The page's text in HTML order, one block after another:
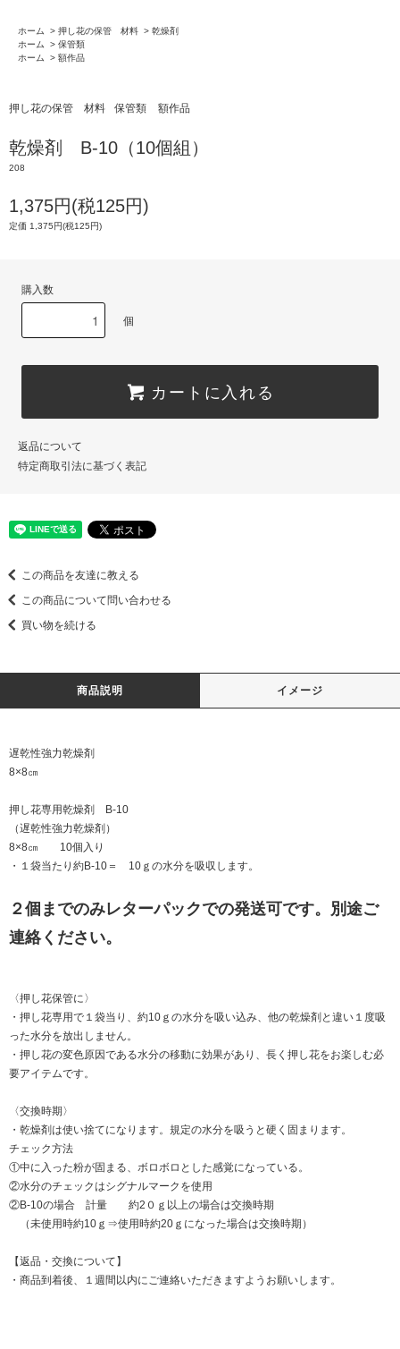
ホーム > 押し花の保管 材料 > 乾燥剤
ホーム
> 保管類
ホーム
> 額作品
押し花の保管 材料 保管類 額作品
乾燥剤 B-10（10個組）
208
1,375円(税125円)
定価 1,375円(税125円)
購入数
個
カートに入れる
返品について
特定商取引法に基づく表記
この商品を友達に教える
この商品について問い合わせる
買い物を続ける
商品説明 イメージ
遅乾性強力乾燥剤
8×8㎝
押し花専用乾燥剤 B-10
（遅乾性強力乾燥剤）
8×8㎝ 10個入り
・１袋当たり約B-10＝ 10ｇの水分を吸収します。
２個までのみレターパックでの発送可です。別途ご
連絡ください。
〈押し花保管に〉
・押し花専用で１袋当り、約10ｇの水分を吸い込み、他の乾燥剤と違い１度吸
った水分を放出しません。
・押し花の変色原因である水分の移動に効果があり、長く押し花をお楽しむ必
要アイテムです。
〈交換時期〉
・乾燥剤は使い捨てになります。規定の水分を吸うと硬く固まります。
チェック方法
①中に入った粉が固まる、ボロボロとした感覚になっている。
②水分のチェックはシグナルマークを使用
②B-10の場合 計量 約2０ｇ以上の場合は交換時期
（未使用時約10ｇ⇒使用時約20ｇになった場合は交換時期）
【返品・交換について】
・商品到着後、１週間以内にご連絡いただきますようお願いします。